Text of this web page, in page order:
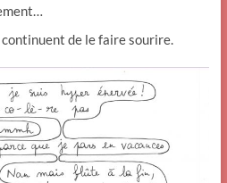
de le faire sourire.